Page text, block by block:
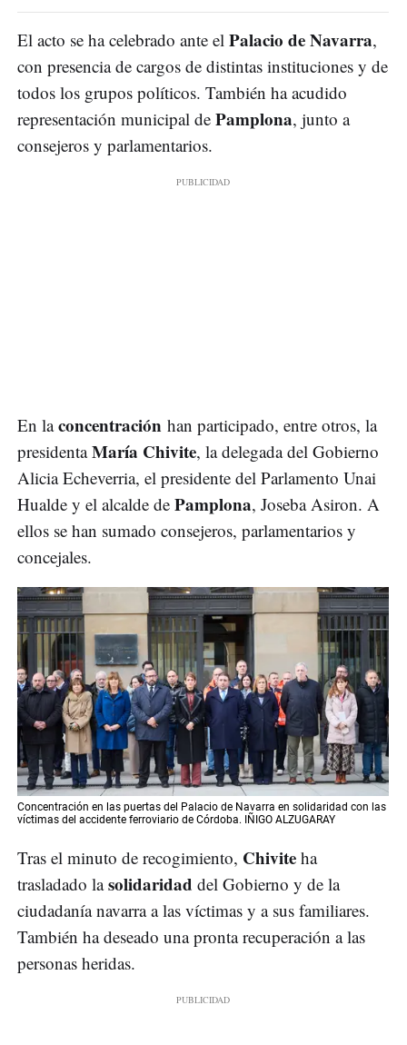
El acto se ha celebrado ante el Palacio de Navarra,
con presencia de cargos de distintas instituciones y de
todos los grupos políticos. También ha acudido
representación municipal de Pamplona, junto a
consejeros y parlamentarios.
En laconcentración han participado, entre otros, la
presidentaMaría Chivite, la delegada del Gobierno
Alicia Echeverria, el presidente del Parlamento Unai
Hualde y el alcalde de Pamplona, Joseba Asiron. A
ellos se han sumado consejeros, parlamentarios y
concejales.
Concentración en las puertas del Palacio de Navarra en solidaridad con las
víctimas del accidente ferroviario de Córdoba. IÑIGO ALZUGARAY
Tras el minuto de recogimiento, Chivite ha
trasladado lasolidaridad del Gobierno y de la
ciudadanía navarra a las víctimas y a sus familiares.
También ha deseado una pronta recuperación a las
personas heridas.